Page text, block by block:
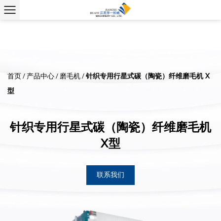
首页 / 产品中心 / 磨毛机 / 针织专用行星式碳（陶瓷）纤维磨毛机 X
型
针织专用行星式碳（陶瓷）纤维磨毛机
X型
联系我们